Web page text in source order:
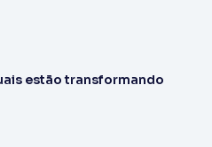
estão transformando